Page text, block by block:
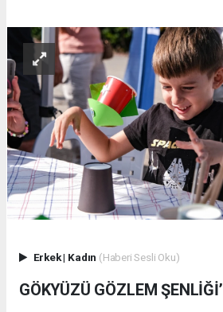
Erkek| Kadın (Haberi Sesli Oku)
GÖKYÜZÜ GÖZLEM